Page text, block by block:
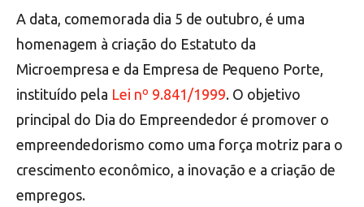
A data, comemorada dia 5 de outubro, é uma
homenagem à criação do Estatuto da
Microempresa e da Empresa de Pequeno Porte,
instituído pela Lei nº 9.841/1999. O objetivo
principal do Dia do Empreendedor é promover o
empreendedorismo como uma força motriz para o
crescimento econômico, a inovação e a criação de
empregos.